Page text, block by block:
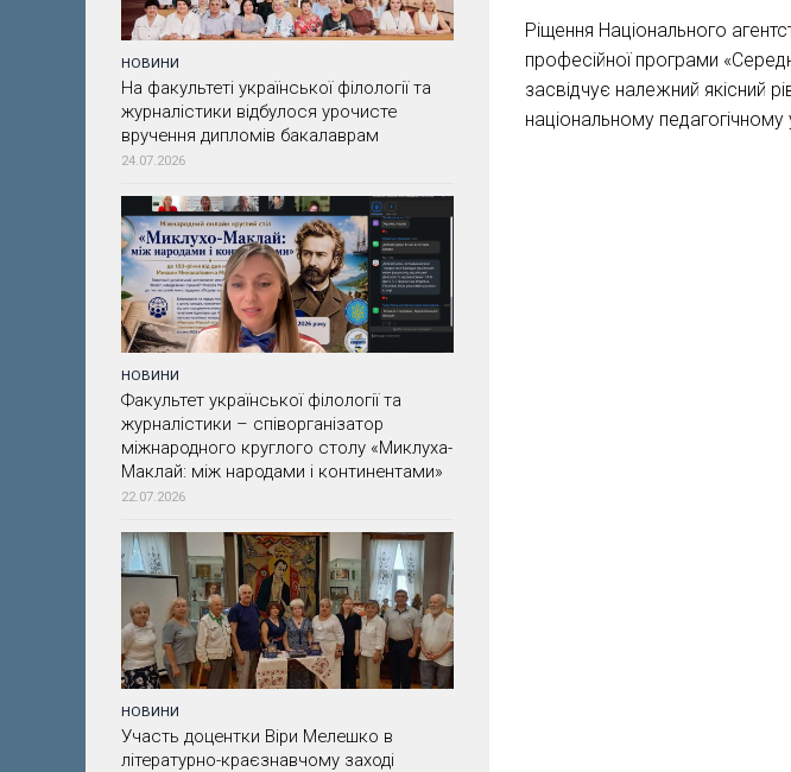
Ріщення Національного
професійної програми
засвідчує належний якісний
національному педагогічному
НОВИНИ
На факультеті української філології та
журналістики відбулося урочисте
вручення дипломів бакалаврам
24.07.2026
НОВИНИ
Факультет української філології та
журналістики – співорганізатор
міжнародного круглого столу «Миклуха-
Маклай: між народами і континентами»
22.07.2026
НОВИНИ
Участь доцентки Віри Мелешко в
літературно-краєзнавчому заході